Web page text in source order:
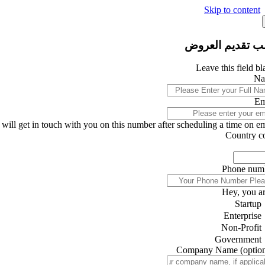
Skip to content
تقديم العروض
Leave this field
get in touch with you on this number after scheduling a time on
Country
Phone
Hey, you
Startup
Enterprise
Non-Profit
Government
Company Name